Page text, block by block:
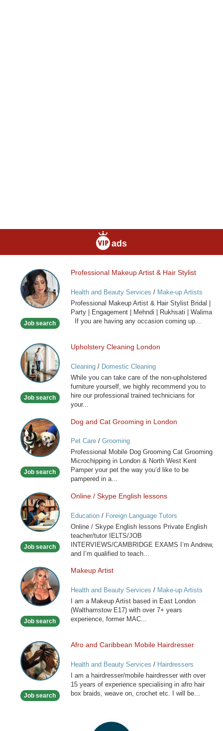
ads
Professional
Makeup
Artist
&
Stylist
Job search
Professional Makeup Artist & Hair Stylist
Health and Beauty Services / Make-up Artists
Professional Makeup Artist & Hair Stylist Bridal |
Party | Engagement | Mehndi | Rukhsati | Walima
If you are having any occasion coming up...
Upholstery
Cleaning
London
Job search
Upholstery Cleaning London
Cleaning/ Domestic Cleaning
While you can take care of the non-upholstered
furniture yourself, we highly recommend you to
hire our professional trained technicians for
your...
Dog
and
Cat
Grooming
London
Job search
Dog and Cat Grooming in London
Pet Care/ Grooming
Professional Mobile Dog Grooming Cat Grooming
Microchipping in London & North West Kent
Pamper your pet the way you’d like to be
pampered in a...
Online
/
Skype
English
Job search
Online / Skype English lessons
Education/ Foreign Language Tutors
Online / Skype English lessons Private English
teacher/tutor IELTS/JOB
INTERVIEWS/CAMBRIDGE EXAMS I’m Andrew,
and I’m qualified to teach...
Makeup
Artist
Job search
Makeup Artist
Health and Beauty Services / Make-up Artists
I am a Makeup Artist based in East London
(Walthamstow E17) with over 7+ years
experience, former MAC...
Afro
and
Caribbean
Mobile
Job search
Afro and Caribbean Mobile Hairdresser
Health and Beauty Services / Hairdressers
I am a hairdresser/mobile hairdresser with over
15 years of experience specialising in afro hair
box braids, weave on, crochet etc. I will be...